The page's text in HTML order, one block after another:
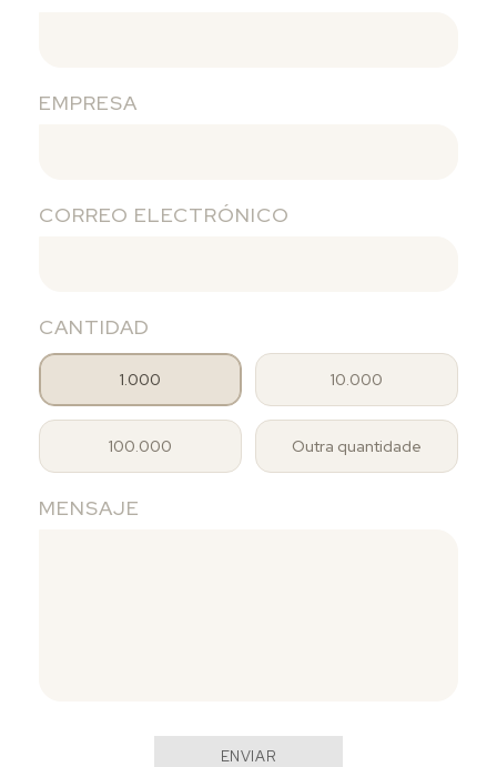
EMPRESA
CORREO ELECTRÓNICO
CANTIDAD
1.000 10.000
100.000 Outra quantidade
MENSAJE
ENVIAR